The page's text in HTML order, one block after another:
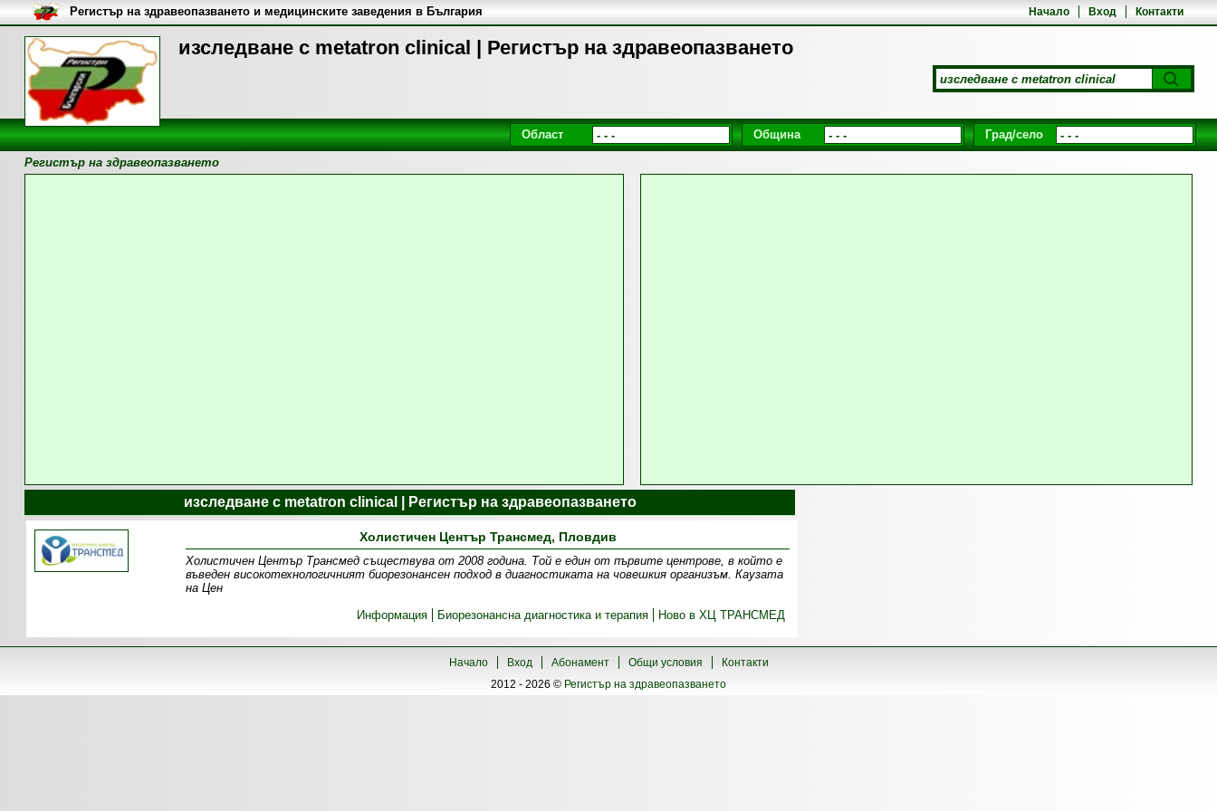
изследване с metatron clinical | Регистър на здравеопазването
Начало Вход Контакти
Регистър на здравеопазването и медицинските заведения в България
Област Община Град/село
Регистър на здравеопазването
изследване с metatron clinical | Регистър на здравеопазването
Холистичен Център Трансмед, Пловдив
Холистичен Център Трансмед съществува от 2008 година. Той е един от първите центрове, в който е
въведен високотехнологичният биорезонансен подход в диагностиката на човешкия организъм. Каузата
на Цен
Информация
Биорезонансна диагностика и терапия Ново в ХЦ ТРАНСМЕД
Начало Вход Абонамент Общи условия
Контакти
2012 - 2026 © Регистър на здравеопазването